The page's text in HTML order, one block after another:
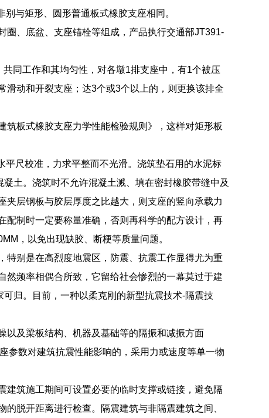
与矩形、圆形普通板式橡胶支座相同。
圈、底盆、支座锚栓等组成，产品执行交通部JT391-
同工作和其均匀性，对各墩1排支座中，有1个被压
动和开裂支座；达3个或3个以上的，则更换该排全
筑板式橡胶支座力学性能检验规则》，这样对矩形板
尺校准，力求平整而不光滑。浇筑垫石用的水泥标
土。浇筑时不允许混凝土溅、填在密封橡胶带缝中及
层钢板与胶层厚度之比越大，则支座的竖向承载力
配制时一定要称量准确，否则再科学的配方设计，再
，以免出现缺胶、断梗等质量问题。
特别是在高烈度地震区，防震、抗震工作显得尤为重
频率相偶合所致，它留给社会惨烈的一幕莫过于建
归。目前，一种以柔克刚的新型抗震技术-隔震技
以及梁板结构、机器及基础等的隔振和减振方面
参数对建筑抗震性能影响的，采用力或速度等单一物
建筑施工期间可设置必要的临时支撑或链接，避免隔
脱开距离进行检查。隔震建筑与非隔震建筑之间、